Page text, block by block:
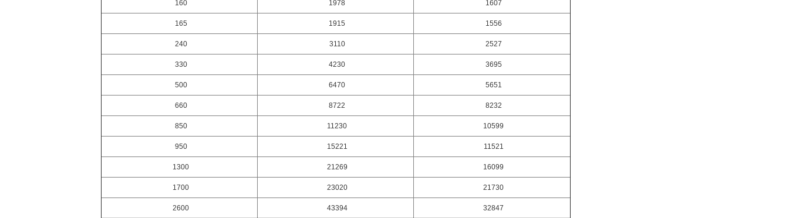
160 1978 1607
165 1915 1556
240 3110 2527
330 4230 3695
500 6470 5651
660 8722 8232
850 11230 10599
950 15221 11521
1300 21269 16099
1700 23020 21730
2600 43394 32847